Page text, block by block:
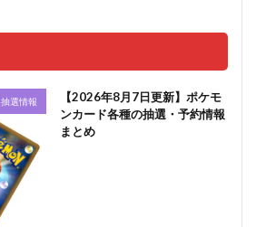
抽選情報
【2026年8月7日更新】ポケモ
ンカード各種の抽選・予約情報
まとめ